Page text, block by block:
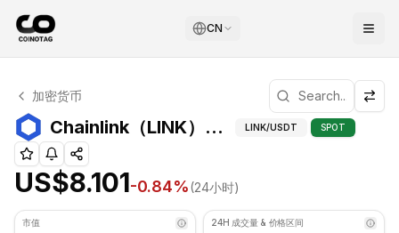
CN
Chainlink 技术分析
Chainlink 目前交易价格为 US$8.101. RSI 指标为 46.04
加密货币
Chainlink（LINK）高级指标 Chainlink（
LINK/USDT SPOT
US$8.101-0.84%(24小时)
市值 24H 成交量 & 价格区间